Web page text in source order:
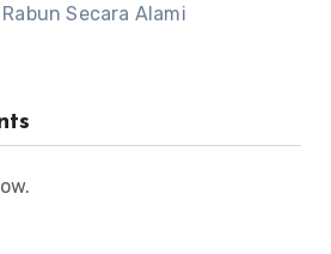
Secara Alami